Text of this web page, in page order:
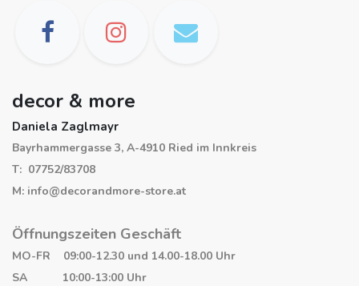
decor & more
Daniela Zaglmayr
Bayrhammergasse 3, A-4910 Ried im Innkreis
T: 07752/83708
M: info@decorandmore-store.at
Öffnungszeiten Geschäft
MO-FR 09:00-12.30 und 14.00-18.00 Uhr
SA 10:00-13:00 Uhr